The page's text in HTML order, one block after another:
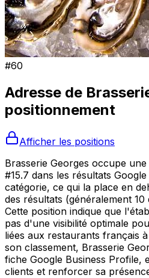
#60
Adresse de
positionnement
Afficher les positions
Brasserie Georges occupe
#15.7 dans les résultats
catégorie, ce qui la place en
des résultats (généralement 10
Cette position indique que
pas d'une visibilité optimale
liées aux restaurants français
son classement, Brasserie
fiche Google Business Profile,
clients et renforcer sa